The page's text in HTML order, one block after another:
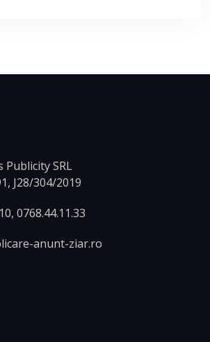
Publicity SRL
J28/304/2019
, 0768.44.11.33
anunt-ziar.ro